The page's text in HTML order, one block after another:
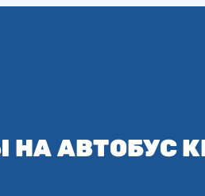
НА АВТОБУС